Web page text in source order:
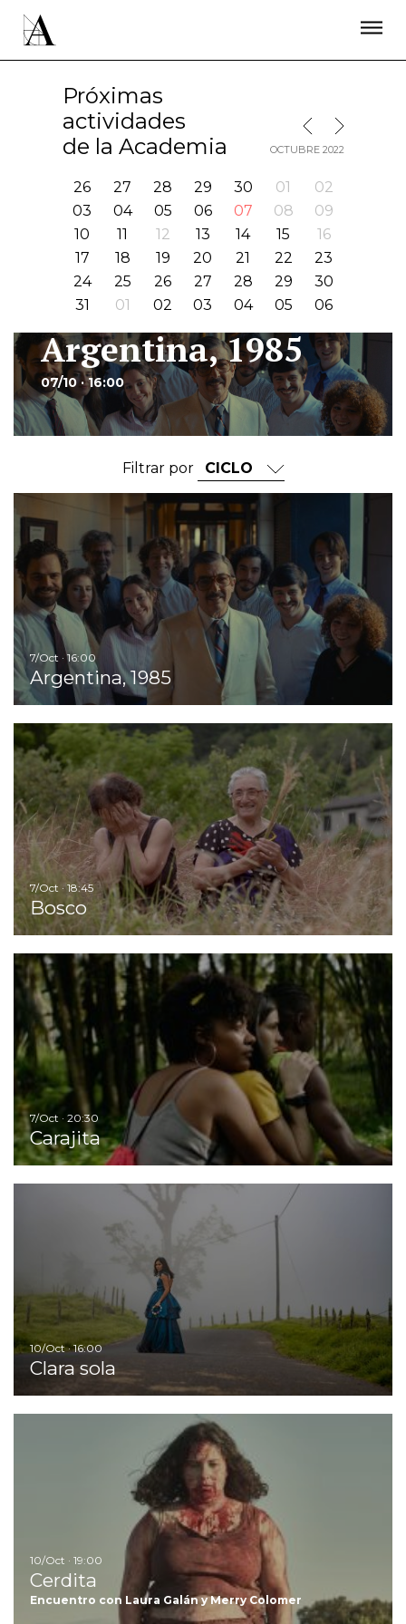
Próximas
actividades
de la Academia
MES ANTERIOR
MES SIGUIENTE
OCTUBRE 2022
26 27 28 29 30 01
02
03
04 05 06 07 08
09
10
11 12 13 14 15
16
17
18 19 20 21 22
23
24
25 26 27 28 29
30
31
01 02 03 04 05 06
Argentina, 1985
07/10 · 16:00
Filtrar por
7/Oct · 16:00
Argentina, 1985
7/Oct · 18:45
Bosco
7/Oct · 20:30
Carajita
10/Oct · 16:00
Clara sola
10/Oct · 19:00
Cerdita
Encuentro con Laura Galán y Merry Colomer
ÚNETE A LA ACADEMIA DE CINE
PRENSA
NEWSLETTER